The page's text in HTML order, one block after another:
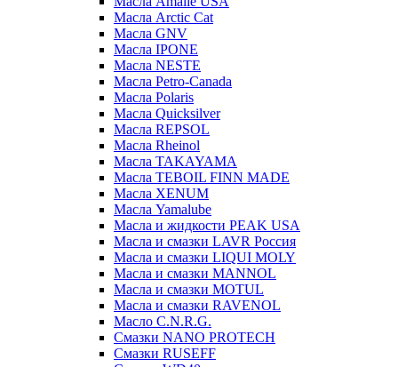
Масла Arctic Cat
Масла GNV
Масла IPONE
Масла NESTE
Масла Petro-Canada
Масла Polaris
Масла Quicksilver
Масла REPSOL
Масла Rheinol
Масла TAKAYAMA
Масла TEBOIL FINN MADE
Масла XENUM
Масла Yamalube
Масла и жидкости PEAK USA
Масла и смазки LAVR Россия
Масла и смазки LIQUI MOLY
Масла и смазки MANNOL
Масла и смазки MOTUL
Масла и смазки RAVENOL
Масло C.N.R.G.
Смазки NANO PROTECH
Смазки RUSEFF